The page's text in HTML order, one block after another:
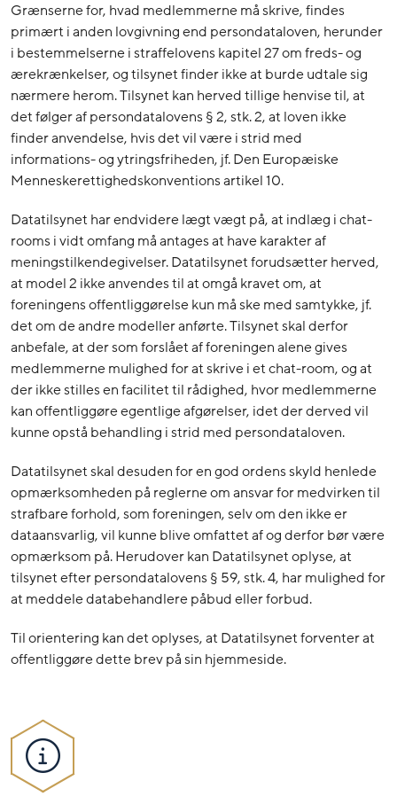
Grænserne for, hvad medlemmerne må skrive, findes
primært i anden lovgivning end persondataloven, herunder
i bestemmelserne i straffelovens kapitel 27 om freds- og
ærekrænkelser, og tilsynet finder ikke at burde udtale sig
nærmere herom. Tilsynet kan herved tillige henvise til, at
det følger af persondatalovens § 2, stk. 2, at loven ikke
finder anvendelse, hvis det vil være i strid med
informations- og ytringsfriheden, jf. Den Europæiske
Menneskerettighedskonventions artikel 10.
Datatilsynet har endvidere lægt vægt på, at indlæg i chat-
rooms i vidt omfang må antages at have karakter af
meningstilkendegivelser. Datatilsynet forudsætter herved,
at model 2 ikke anvendes til at omgå kravet om, at
foreningens offentliggørelse kun må ske med samtykke, jf.
det om de andre modeller anførte. Tilsynet skal derfor
anbefale, at der som forslået af foreningen alene gives
medlemmerne mulighed for at skrive i et chat-room, og at
der ikke stilles en facilitet til rådighed, hvor medlemmerne
kan offentliggøre egentlige afgørelser, idet der derved vil
kunne opstå behandling i strid med persondataloven.
Datatilsynet skal desuden for en god ordens skyld henlede
opmærksomheden på reglerne om ansvar for medvirken til
strafbare forhold, som foreningen, selv om den ikke er
dataansvarlig, vil kunne blive omfattet af og derfor bør være
opmærksom på. Herudover kan Datatilsynet oplyse, at
tilsynet efter persondatalovens § 59, stk. 4, har mulighed for
at meddele databehandlere påbud eller forbud.
Til orientering kan det oplyses, at Datatilsynet forventer at
offentliggøre dette brev på sin hjemmeside.